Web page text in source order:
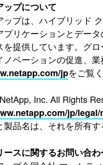
ップについて
ップは、ハイブリッド
プリケーションとデー
を提供しています。グ
ノベーションの促進、
jpをご覧
Inc. All Rights
jp/
製品名は、それを所有
ースに関するお問い合わ